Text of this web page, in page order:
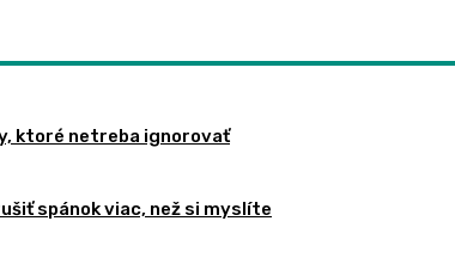
ktoré netreba ignorovať
spánok viac, než si myslíte